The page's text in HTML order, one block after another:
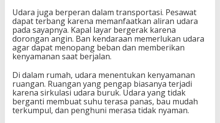
Udara juga berperan dalam transportasi. Pesawat
dapat terbang karena memanfaatkan aliran udara
pada sayapnya. Kapal layar bergerak karena
dorongan angin. Ban kendaraan memerlukan udara
agar dapat menopang beban dan memberikan
kenyamanan saat berjalan.
Di dalam rumah, udara menentukan kenyamanan
ruangan. Ruangan yang pengap biasanya terjadi
karena sirkulasi udara buruk. Udara yang tidak
berganti membuat suhu terasa panas, bau mudah
terkumpul, dan penghuni merasa tidak nyaman.